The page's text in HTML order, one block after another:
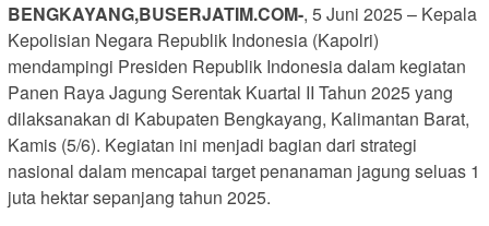
BENGKAYANG,BUSERJATIM.COM-, 5 Juni 2025 – Kepala
Kepolisian Negara Republik Indonesia (Kapolri)
mendampingi Presiden Republik Indonesia dalam kegiatan
Panen Raya Jagung Serentak Kuartal II Tahun 2025 yang
dilaksanakan di Kabupaten Bengkayang, Kalimantan Barat,
Kamis (5/6). Kegiatan ini menjadi bagian dari strategi
nasional dalam mencapai target penanaman jagung seluas 1
juta hektar sepanjang tahun 2025.